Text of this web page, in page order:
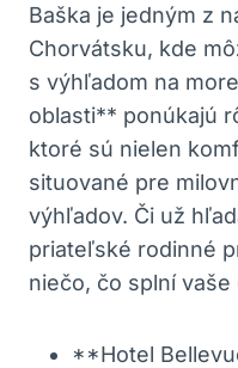
Baška je jedným z
Chorvátsku, kde
s výhľadom na
oblasti** ponúkajú
ktoré sú nielen
situované pre
výhľadov. Či už
priateľské rodinné
niečo, čo splní vaše
**Hotel